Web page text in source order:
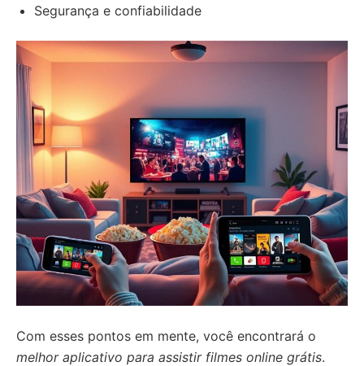
Segurança e confiabilidade
Com esses pontos em mente, você encontrará o
melhor aplicativo para assistir filmes online grátis.